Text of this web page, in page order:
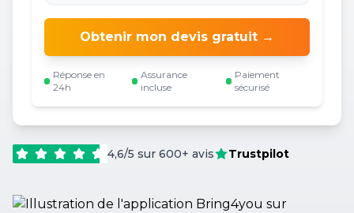
Obtenir mon devis gratuit →
Réponse en
24h
Assurance
incluse
Paiement
sécurisé
4,6/5 sur 600+ avis Trustpilot